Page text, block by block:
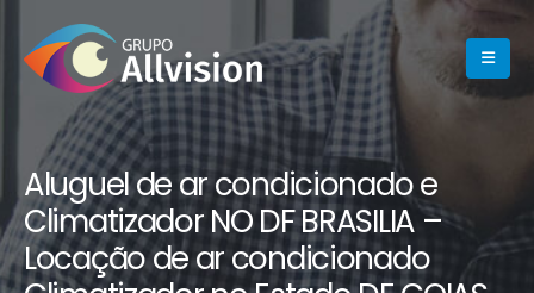
Aluguel de ar condicionado e
Climatizador NO DF BRASILIA –
Locação de ar condicionado